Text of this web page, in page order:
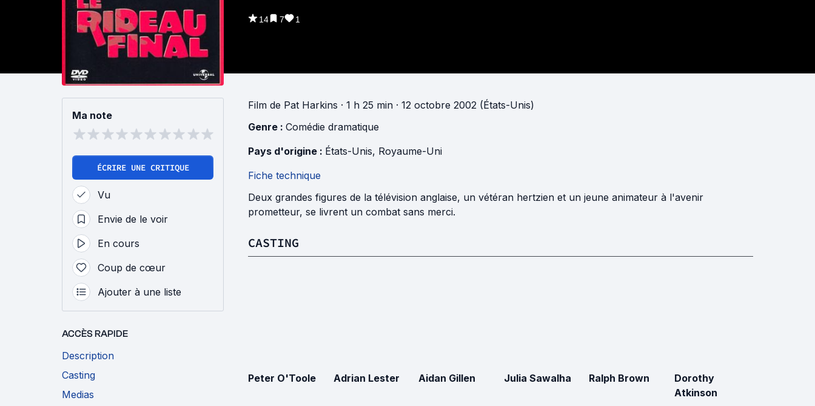
14 7 1
Ma note
ÉCRIRE UNE CRITIQUE
Vu
Envie de le voir
En cours
Coup de cœur
Ajouter à une liste
ACCÈS RAPIDE
Description
Casting
Medias
Film de Pat Harkins · 1 h 25 min · 12 octobre 2002 (États-Unis)
Genre : Comédie dramatique
Pays d'origine : États-Unis, Royaume-Uni
Fiche technique
Deux grandes figures de la télévision anglaise, un vétéran hertzien et un jeune animateur à l'avenir
prometteur, se livrent un combat sans merci.
CASTING
Peter O'Toole Adrian Lester Aidan Gillen Julia Sawalha Ralph Brown
Dorothy
Atkinson